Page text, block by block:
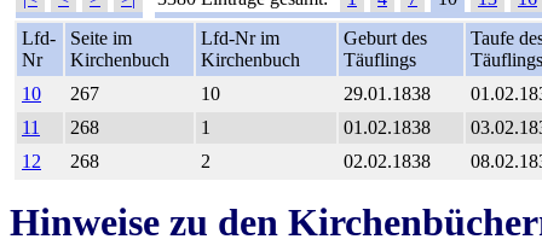
Lfd-
Nr
Seite im
Kirchenbuch
Lfd-Nr im
Kirchenbuch
Geburt des
Täuflings
Taufe
Täuflings
10
267 10 29.01.1838
11
268 1 01.02.1838
12
268 2 02.02.1838
Hinweise zu den